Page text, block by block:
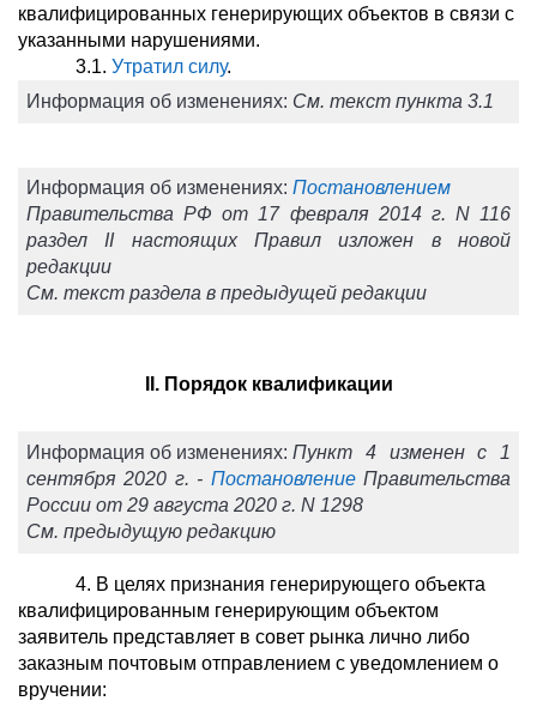
квалифицированных генерирующих объектов в связи с
указанными нарушениями.
3.1. Утратил силу.
Информация об изменениях: См. текст пункта 3.1
Информация об изменениях: Постановлением
Правительства РФ от 17 февраля 2014 г. N 116
раздел II настоящих Правил изложен в новой
редакции
См. текст раздела в предыдущей редакции
II. Порядок квалификации
Информация об изменениях: Пункт 4 изменен с 1
сентября 2020 г. - ПостановлениеПравительства
России от 29 августа 2020 г. N 1298
См. предыдущую редакцию
4. В целях признания генерирующего объекта
квалифицированным генерирующим объектом
заявитель представляет в совет рынка лично либо
заказным почтовым отправлением с уведомлением о
вручении: